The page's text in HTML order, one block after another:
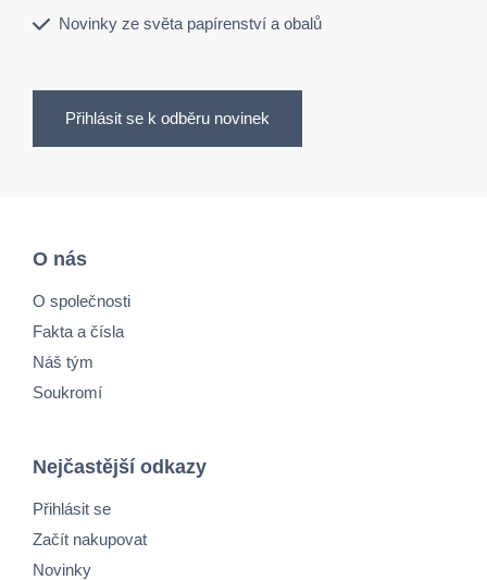
Novinky ze světa papírenství a obalů
Přihlásit se k odběru novinek
O nás
O společnosti
Fakta a čísla
Náš tým
Soukromí
Nejčastější odkazy
Přihlásit se
Začít nakupovat
Novinky